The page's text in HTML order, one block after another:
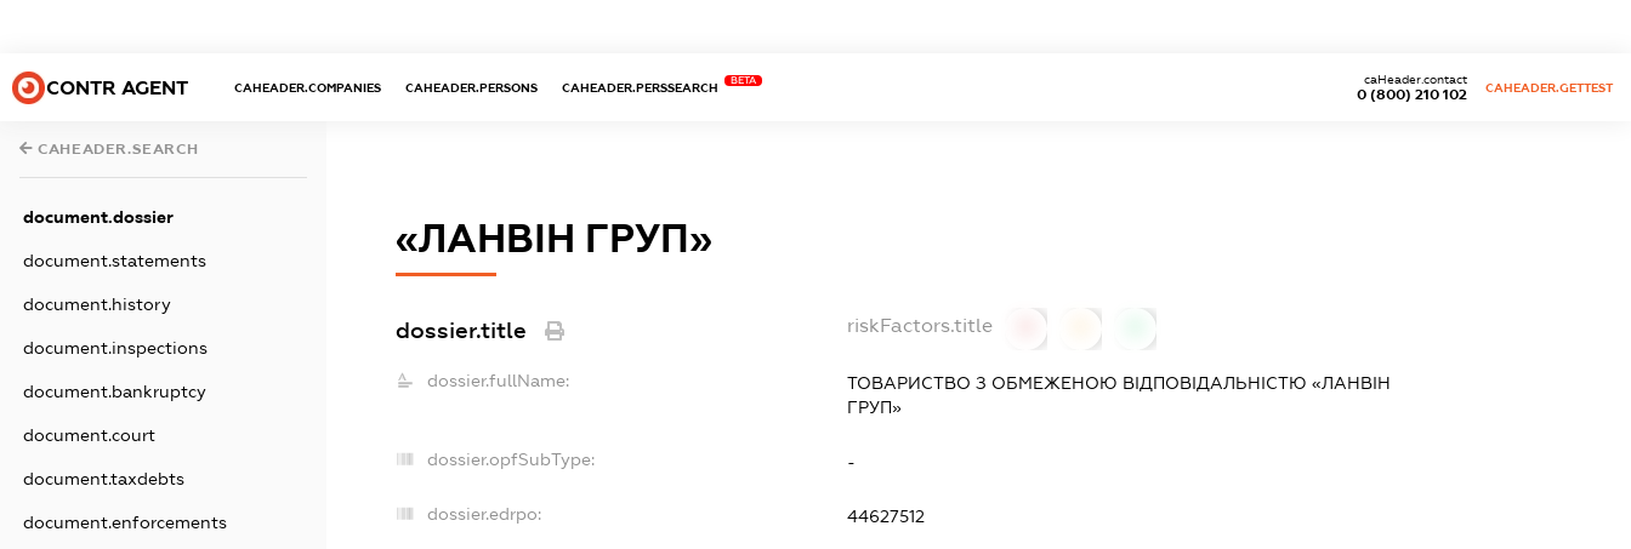
CONTR AGENT CAHEADER.COMPANIES CAHEADER.PERSONS CAHEADER.PERSSEARCH
BETA
0 (800) 210 102
caHeader.contact
CAHEADER.GETTEST
CAHEADER.SEARCH
document.dossier
document.statements
document.history
document.inspections
document.bankruptcy
document.court
document.taxdebts
document.enforcements
«ЛАНВІН ГРУП»
dossier.title riskFactors.title
dossier.fullName:
ТОВАРИСТВО З ОБМЕЖЕНОЮ ВІДПОВІДАЛЬНІСТЮ «ЛАНВІН
ГРУП»
dossier.opfSubType: -
dossier.edrpo: 44627512